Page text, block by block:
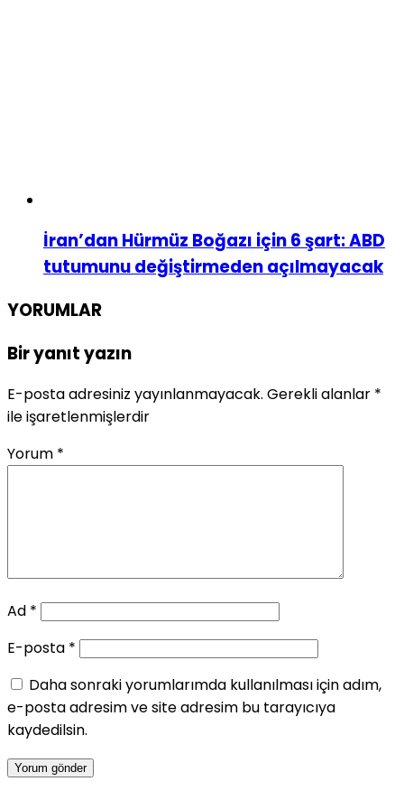
İran’dan Hürmüz Boğazı için 6 şart: ABD
tutumunu değiştirmeden açılmayacak
YORUMLAR
Bir yanıt yazın
E-posta adresiniz yayınlanmayacak. Gerekli alanlar *
ile işaretlenmişlerdir
Yorum *
Ad *
E-posta *
Daha sonraki yorumlarımda kullanılması için adım,
e-posta adresim ve site adresim bu tarayıcıya
kaydedilsin.